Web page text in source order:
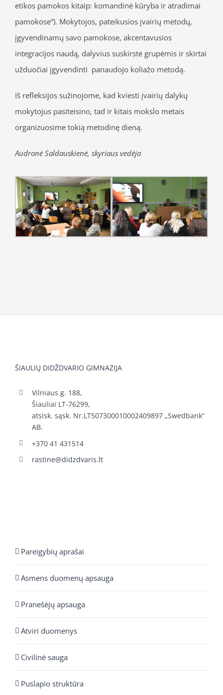
etikos pamokos kitaip: komandinė kūryba ir atradimai
pamokose“). Mokytojos, pateikusios įvairių metodų,
įgyvendinamų savo pamokose, akcentavusios
integracijos naudą, dalyvius suskirstė grupėmis ir skirtai
užduočiai įgyvendinti panaudojo koliažo metodą.
Iš refleksijos sužinojome, kad kviesti įvairių dalykų
mokytojus pasiteisino, tad ir kitais mokslo metais
organizuosime tokią metodinę dieną.
Audronė Saldauskienė, skyriaus vedėja
ŠIAULIŲ DIDŽDVARIO GIMNAZIJA
Vilniaus g. 188,
Šiauliai LT-76299,
atsisk. sąsk. Nr.LT507300010002409897 „Swedbank“
AB.
+370 41 431514
rastine@didzdvaris.lt
Pareigybių aprašai
Asmens duomenų apsauga
Pranešėjų apsauga
Atviri duomenys
Civilinė sauga
Puslapio struktūra